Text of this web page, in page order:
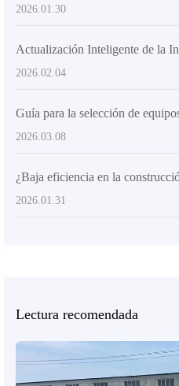
2026.01.30
2026.02.04
2026.03.08
2026.01.31
Lectura recomendada